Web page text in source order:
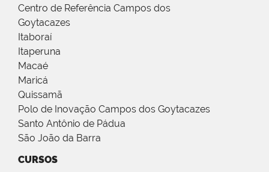
Centro de Referência Campos dos
Goytacazes
Itaboraí
Itaperuna
Macaé
Maricá
Quissamã
Polo de Inovação Campos dos Goytacazes
Santo Antônio de Pádua
São João da Barra
CURSOS